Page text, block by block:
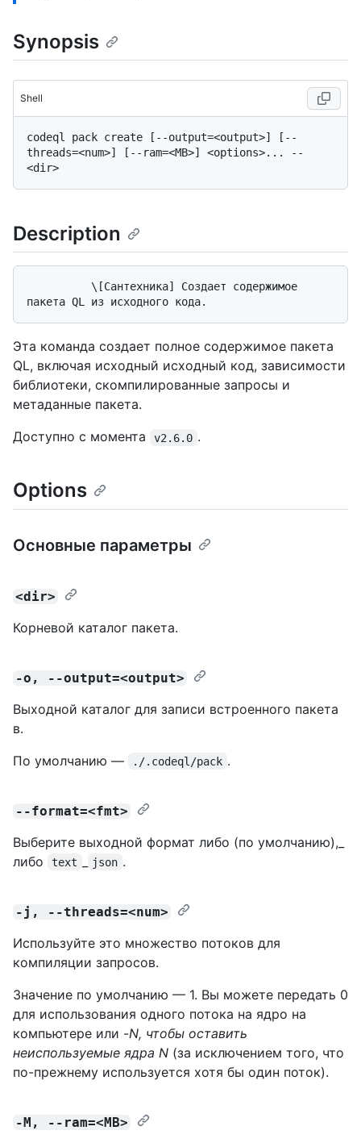
Synopsis
Shell
codeql pack create [--output=<output>] [--
threads=<num>] [--ram=<MB>] <options>... --
Description
Эта команда создает полное содержимое пакета
QL, включая исходный исходный код, зависимости
библиотеки, скомпилированные запросы и
метаданные пакета.
Доступно с момента
v2.6.0 .
Options
Основные параметры
<dir>
Корневой каталог пакета.
-o, --output=<output>
Выходной каталог для записи встроенного пакета
в.
По умолчанию —
./.codeql/pack .
--format=<fmt>
Выберите выходной формат либо (по умолчанию),_
либо
text json .
-j, --threads=<num>
Используйте это множество потоков для
компиляции запросов.
Значение по умолчанию — 1. Вы можете передать 0
для использования одного потока на ядро на
компьютере или -N, чтобы оставить
неиспользуемые ядра N (за исключением того, что
по-прежнему используется хотя бы один поток).
-M, --ram=<MB>